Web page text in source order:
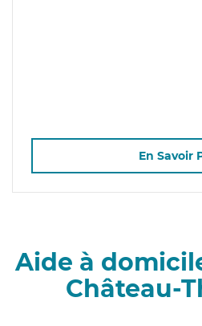
En Savoir
Aide à
Château-